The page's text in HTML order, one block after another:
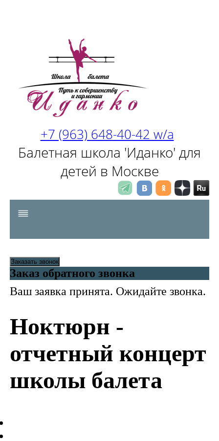
+7 (963) 648-40-42 w/a
Балетная школа 'Иданко' для
детей в Москве
Заказать звонок
Заказ обратного звонка
Ваш заявка принята. Ожидайте звонка.
Ноктюрн -
отчетный концерт
школы балета